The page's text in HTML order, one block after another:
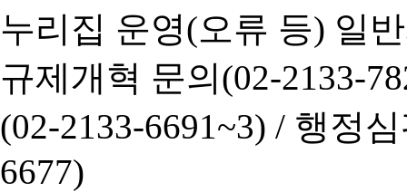
누리집 운영(오류 등) 일
규제개혁 문의(02-2133-
(02-2133-6691~3) / 행정심
6677)